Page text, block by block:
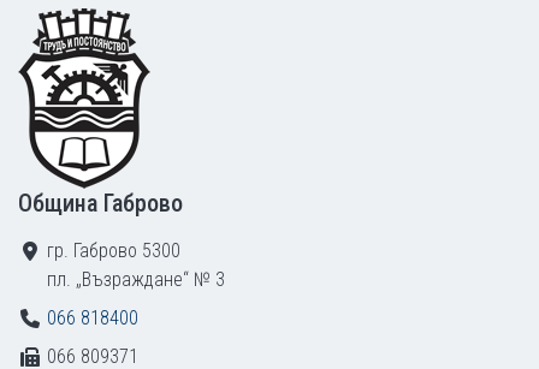
Footer
Община Габрово
гр. Габрово 5300
пл. „Възраждане“ № 3
066 818400
066 809371